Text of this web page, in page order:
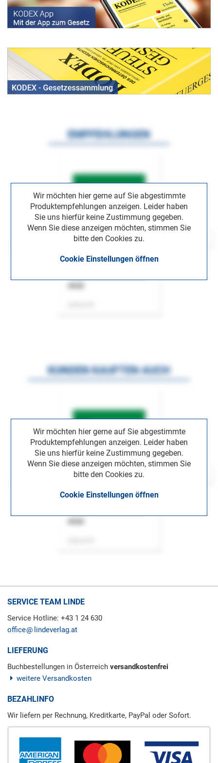
Wir möchten hier gerne auf Sie abgestimmte
Produktempfehlungen anzeigen. Leider haben
Sie uns hierfür keine Zustimmung gegeben.
Wenn Sie diese anzeigen möchten, stimmen Sie
bitte den Cookies zu.
Cookie Einstellungen öffnen
EMPFEHLUNGEN
Wir möchten hier gerne auf Sie abgestimmte
Produktempfehlungen anzeigen. Leider haben
Sie uns hierfür keine Zustimmung gegeben.
Wenn Sie diese anzeigen möchten, stimmen Sie
bitte den Cookies zu.
Cookie Einstellungen öffnen
KUNDEN KAUFTEN AUCH
SERVICE TEAM LINDE
Service Hotline: +43 1 24 630
office
lindeverlag.at
LIEFERUNG
Buchbestellungen in Österreich versandkostenfrei
weitere Versandkosten
BEZAHLINFO
Wir liefern per Rechnung, Kreditkarte, PayPal oder Sofort.